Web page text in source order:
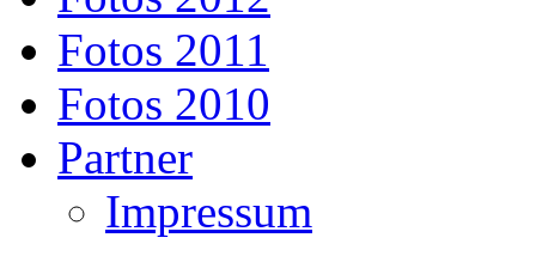
Fotos 2011
Fotos 2010
Partner
Impressum